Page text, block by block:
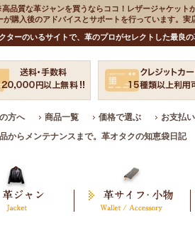
品質な革ジャンを買うならココ！レザージャケット
購入後のアドバイスとサポートを行っています。
ターのいるサイトで、革のプロがセレクトした最良
方へ 商品一覧 価格で選ぶ お支払
からメンテナンスまで。革オタクの知恵袋日記